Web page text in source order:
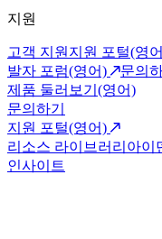
지원
고객 지원 지원 포털(영
발자 포럼(영어)
문의하
제품 둘러보기(영어)
문의하기
지원 포털(영어)
리소스 라이브러리 아이
인사이트